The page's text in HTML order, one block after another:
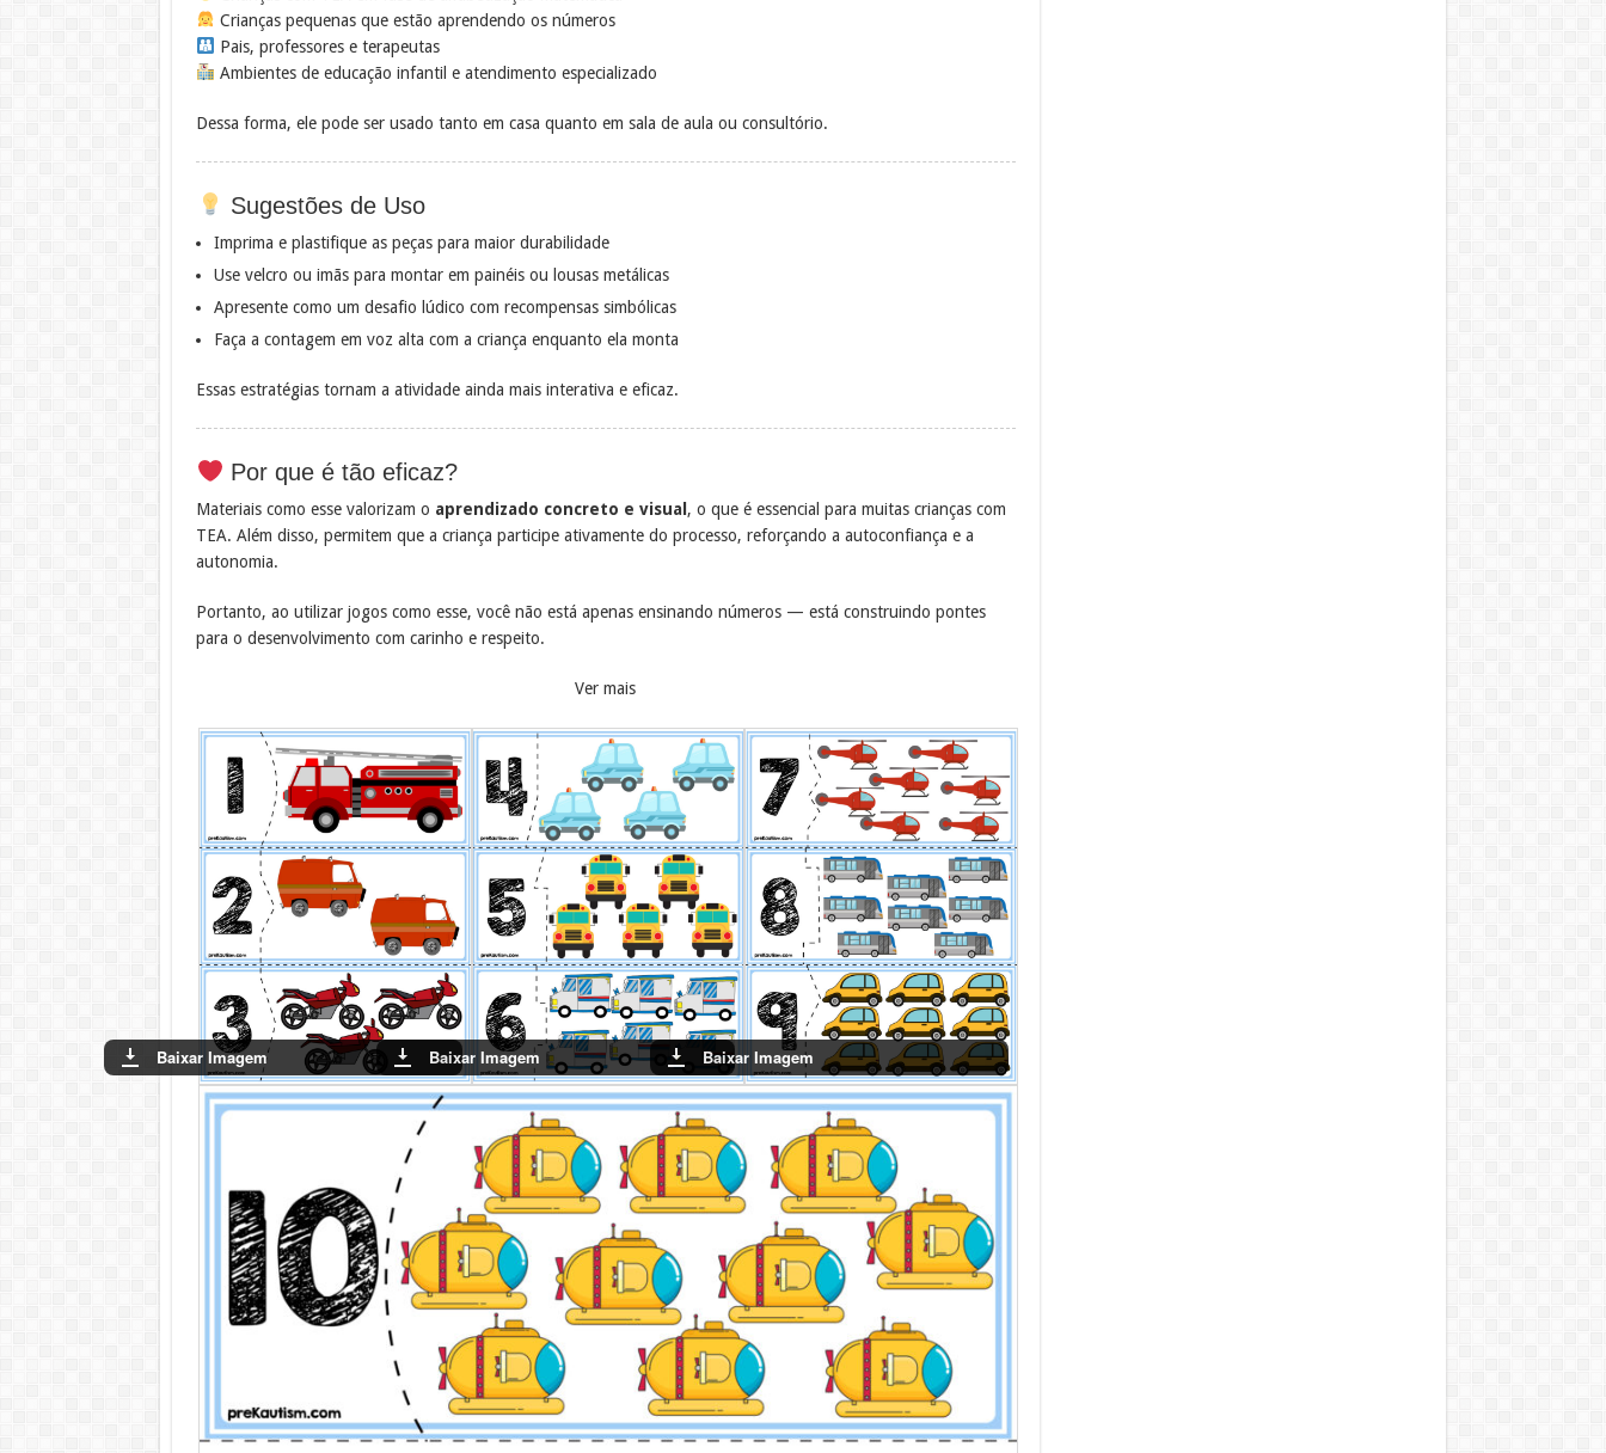
Crianças pequenas que estão aprendendo os números
Pais, professores e terapeutas
Ambientes de educação infantil e atendimento especializado
Dessa forma, ele pode ser usado tanto em casa quanto em sala de aula ou consultório.
Sugestões de Uso
Imprima e plastifique as peças para maior durabilidade
Use velcro ou imãs para montar em painéis ou lousas metálicas
Apresente como um desafio lúdico com recompensas simbólicas
Faça a contagem em voz alta com a criança enquanto ela monta
Essas estratégias tornam a atividade ainda mais interativa e eficaz.
Por que é tão eficaz?
Materiais como esse valorizam o aprendizado concreto e visual , o que é essencial para muitas crianças com
TEA. Além disso, permitem que a criança participe ativamente do processo, reforçando a autoconfiança e a
autonomia.
Portanto, ao utilizar jogos como esse, você não está apenas ensinando números — está construindo pontes
para o desenvolvimento com carinho e respeito.
Ver mais
Baixar Imagem Baixar Imagem Baixar Imagem